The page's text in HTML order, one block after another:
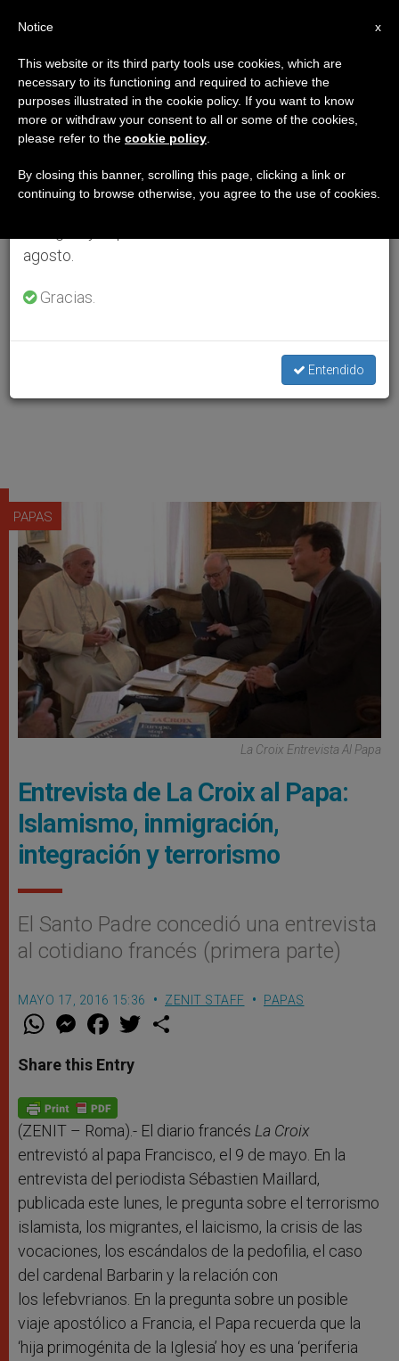
PAPAS
La Croix Entrevista Al Papa
Entrevista de La Croix al Papa:
Islamismo, inmigración,
integración y terrorismo
El Santo Padre concedió una entrevista
al cotidiano francés (primera parte)
MAYO 17, 2016 15:36 ZENIT STAFF PAPAS
W
t
s
p
p
M
e
s
e
g
e
F
a
e
b
o
k
w
Share this Entry
(ZENIT – Roma).- El diario francés La Croix
entrevistó al papa Francisco, el 9 de mayo. En la
entrevista del periodista Sébastien Maillard,
publicada este lunes, le pregunta sobre el terrorismo
islamista, los migrantes, el laicismo, la crisis de las
vocaciones, los escándalos de la pedofilia, el caso
del cardenal Barbarin y la relación con
los lefebvrianos. En la pregunta sobre un posible
viaje apostólico a Francia, el Papa recuerda que la
‘hija primogénita de la Iglesia’ hoy es una ‘periferia
×
Aviso importante
Del 27 de julio al 7 de agosto haremos la pausa
anual, aprovechando que en el periodo de verano
se generan menos informaciones y también el
agosto.
Gracias.
Entendido
x
Notice
This website or its third party tools use cookies, which are
necessary to its functioning and required to achieve the
purposes illustrated in the cookie policy. If you want to know
more or withdraw your consent to all or some of the cookies,
please refer to the cookie policy
By closing this banner, scrolling this page, clicking a link or
continuing to browse otherwise, you agree to the use of cookies.